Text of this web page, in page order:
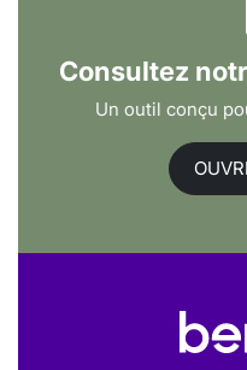
Consultez
Un outil conçu